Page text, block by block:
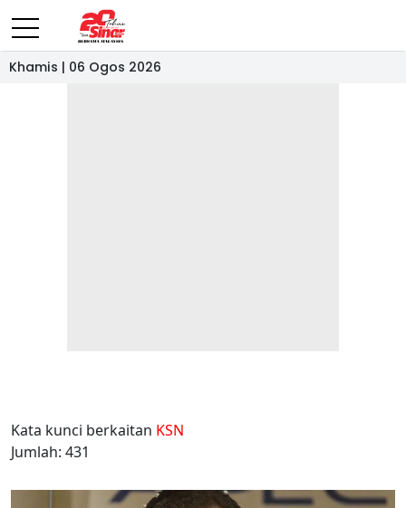
Khamis | 06 Ogos 2026
Kata kunci berkaitan KSN
Jumlah: 431